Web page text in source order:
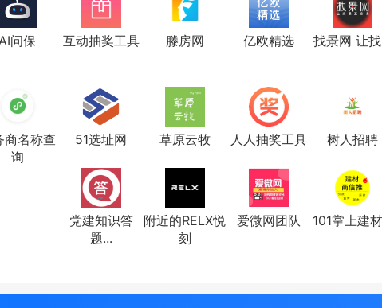
AI问保 互动抽奖工具 滕房网 亿欧精选 找景网 让
商名称查
询
51选址网 草原云牧 人人抽奖工具 树人招聘
党建知识答
题...
附近的RELX悦
刻
爱微网团队 101掌上建